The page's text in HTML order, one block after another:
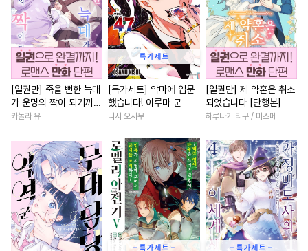
#조폭공 #능력수 #판타지
#질투 #예민수 #상처수
#만화단편 #개그/코믹
#변태 #평범공 #헌신공
#수한정다정공 #
능욕수
#피폐물 #귀염수
#쓰레기공 #츤데레수
#철벽수 #리맨물
#오메가버스 #민감수
#후방주의 #다각관계
#짝사랑 #상처녀 #회귀
# 후회남 #연애/결혼
#철벽녀 #평범녀 #절륜
절륜남 #소년 # 명문세
첫경험 #육아물
#삼각관계 #게임
#친구>연인 #복수물
#우정 #성장물 #원나잇
#다정남 #현대물 #힐링
#직진남 #집착남 #평범
[일권만] 죽을 뻔한 늑대
가 운명의 짝이 되기까지
[단행본]
카놀라 유
[특가세트] 악마에 입문
했습니다! 이루마 군
니시 오사무
[일권만] 제 약혼은 취소
되었습니다 [단행본]
하루나기 리구 / 미즈메